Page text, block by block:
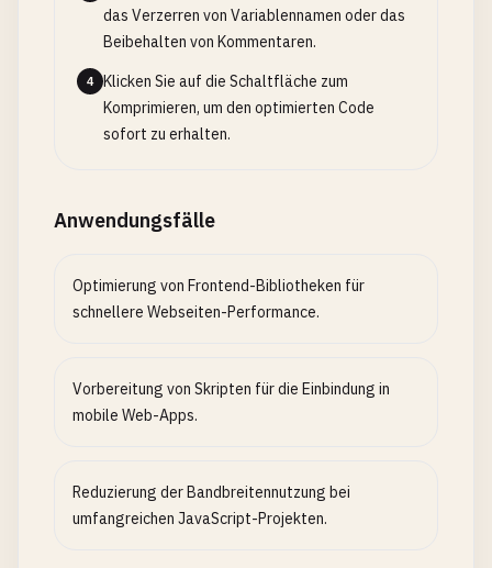
das Verzerren von Variablennamen oder das
Beibehalten von Kommentaren.
4
Klicken Sie auf die Schaltfläche zum
Komprimieren, um den optimierten Code
sofort zu erhalten.
Anwendungsfälle
Optimierung von Frontend-Bibliotheken für
schnellere Webseiten-Performance.
Vorbereitung von Skripten für die Einbindung in
mobile Web-Apps.
Reduzierung der Bandbreitennutzung bei
umfangreichen JavaScript-Projekten.